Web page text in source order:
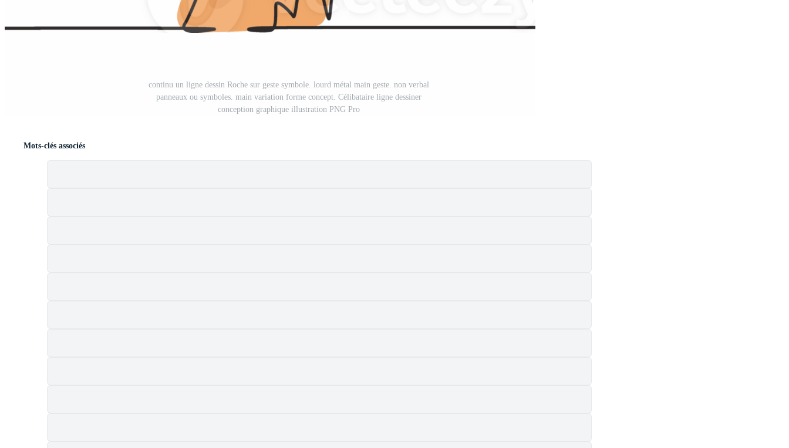
continu un ligne dessin Roche sur geste symbole. lourd métal main geste. non verbal
panneaux ou symboles. main variation forme concept. Célibataire ligne dessiner
conception graphique illustration PNG Pro
Mots-clés associés